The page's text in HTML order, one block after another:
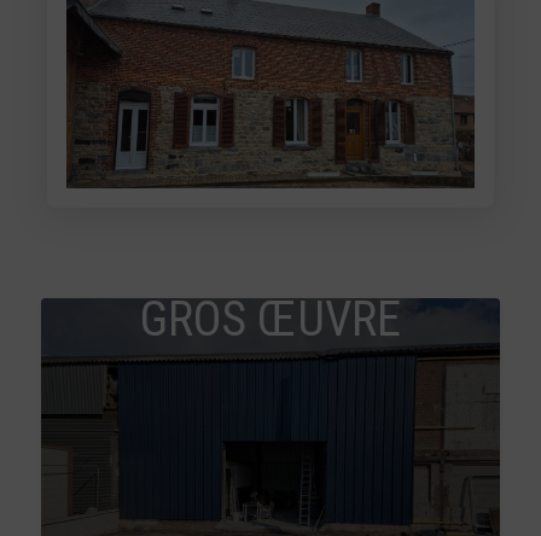
GROS ŒUVRE